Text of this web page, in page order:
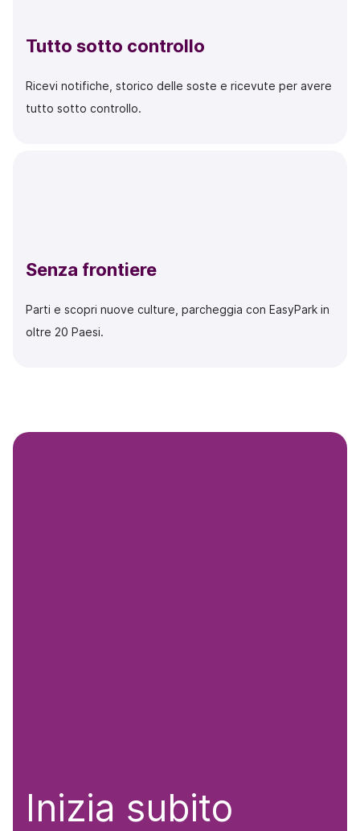
Tutto sotto controllo
Ricevi notifiche, storico delle soste e ricevute per avere
tutto sotto controllo.
Senza frontiere
Parti e scopri nuove culture, parcheggia con EasyPark in
oltre 20 Paesi.
Inizia subito